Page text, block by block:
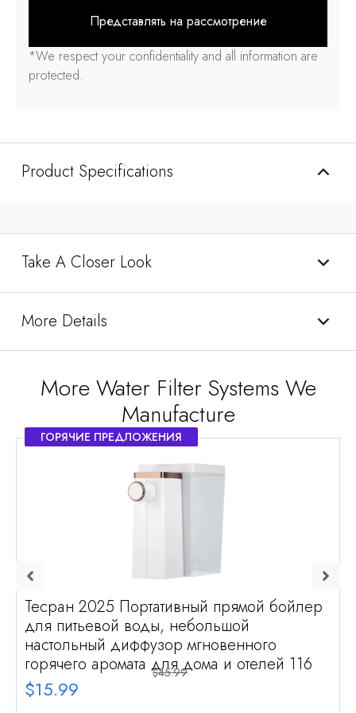
Представлять на рассмотрение
*We respect your confidentiality and all information are
protected.
Product Specifications
Take A Closer Look
More Details
More Water Filter Systems We
Manufacture
ГОРЯЧИЕ ПРЕДЛОЖЕНИЯ
Тесран 2025 Портативный прямой бойлер
для питьевой воды, небольшой
настольный диффузор мгновенного
горячего аромата для дома и отелей 116
$15.99
$45.99